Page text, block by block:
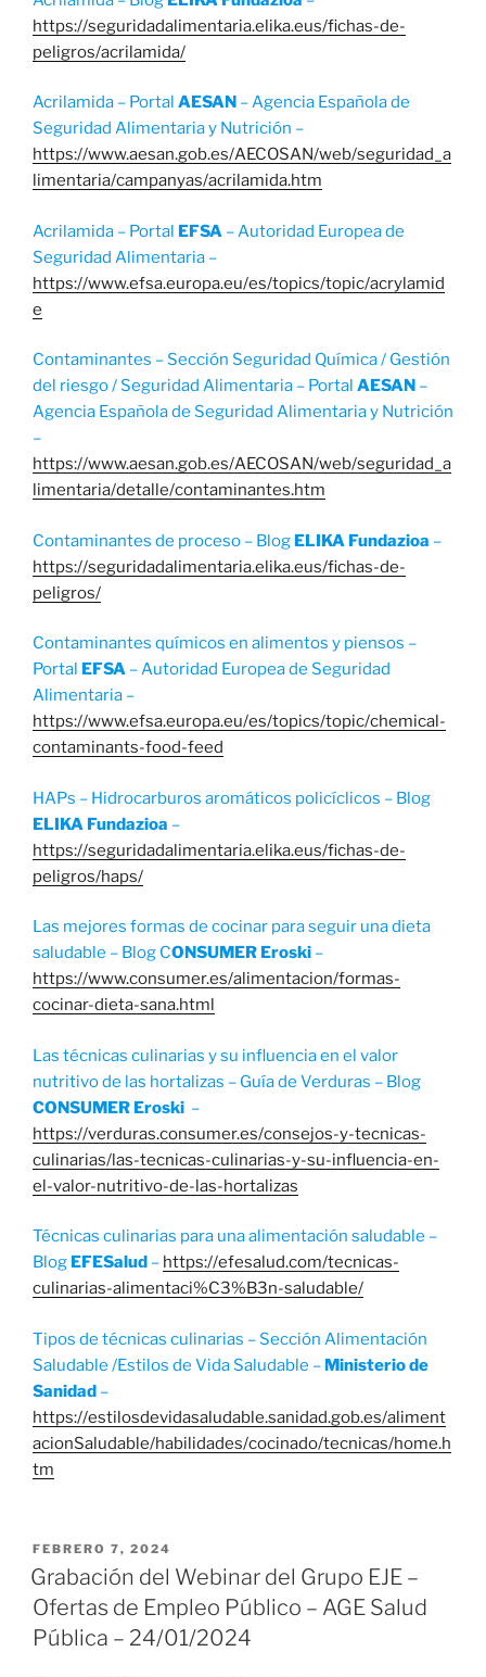
https://seguridadalimentaria.elika.eus/fichas-de-
peligros/acrilamida/
Acrilamida – Portal AESAN – Agencia Española de
Seguridad Alimentaria y Nutrición –
https://www.aesan.gob.es/AECOSAN/web/seguridad_a
limentaria/campanyas/acrilamida.htm
Acrilamida – Portal EFSA – Autoridad Europea de
Seguridad Alimentaria –
https://www.efsa.europa.eu/es/topics/topic/acrylamid
e
Contaminantes – Sección Seguridad Química / Gestión
del riesgo / Seguridad Alimentaria – Portal AESAN –
Agencia Española de Seguridad Alimentaria y Nutrición
–
https://www.aesan.gob.es/AECOSAN/web/seguridad_a
limentaria/detalle/contaminantes.htm
Contaminantes de proceso – Blog ELIKA Fundazioa –
https://seguridadalimentaria.elika.eus/fichas-de-
peligros/
Contaminantes químicos en alimentos y piensos –
Portal EFSA – Autoridad Europea de Seguridad
Alimentaria –
https://www.efsa.europa.eu/es/topics/topic/chemical-
contaminants-food-feed
HAPs – Hidrocarburos aromáticos policíclicos – Blog
ELIKA Fundazioa –
https://seguridadalimentaria.elika.eus/fichas-de-
peligros/haps/
Las mejores formas de cocinar para seguir una dieta
saludable – Blog CONSUMER Eroski –
https://www.consumer.es/alimentacion/formas-
cocinar-dieta-sana.html
Las técnicas culinarias y su influencia en el valor
nutritivo de las hortalizas – Guía de Verduras – Blog
CONSUMER Eroski –
https://verduras.consumer.es/consejos-y-tecnicas-
culinarias/las-tecnicas-culinarias-y-su-influencia-en-
el-valor-nutritivo-de-las-hortalizas
Técnicas culinarias para una alimentación saludable –
Blog EFESalud – https://efesalud.com/tecnicas-
culinarias-alimentaci%C3%B3n-saludable/
Tipos de técnicas culinarias – Sección Alimentación
Saludable /Estilos de Vida Saludable – Ministerio de
Sanidad –
https://estilosdevidasaludable.sanidad.gob.es/aliment
acionSaludable/habilidades/cocinado/tecnicas/home.h
tm
PUBLICADO
EL
FEBRERO 7, 2024
Grabación del Webinar del Grupo EJE –
Ofertas de Empleo Público – AGE Salud
Pública – 24/01/2024